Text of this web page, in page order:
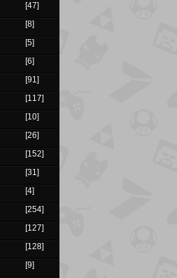
[47]
[8]
[5]
[6]
[91]
[117]
[10]
[26]
[152]
[31]
[4]
[254]
[127]
[128]
[9]